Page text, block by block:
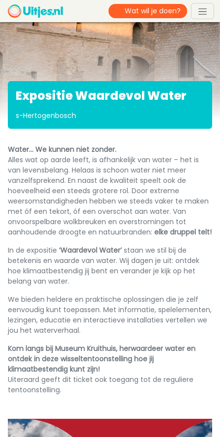
Expositie Waardevol Water
s-Hertogenbosch
Water… We kunnen niet zonder.
Alles wat op aarde leeft, is afhankelijk van water – het is
van levensbelang. Helaas is schoon water niet meer
vanzelfsprekend. En naast de kwaliteit speelt ook de
hoeveelheid een steeds grotere rol. Door extreme
weersomstandigheden hebben we steeds vaker te maken
met óf een tekort, óf een overschot aan water. Van
onvoorspelbare wolkbreuken en overstromingen tot
aanhoudende droogte en natuurbranden: elke druppel telt!
In de expositie ‘Waardevol Water’ staan we stil bij de
betekenis en waarde van water. Wij dagen je uit: ontdek
hoe klimaatbestendig jij bent en verander je kijk op het
belang van water.
We bieden heldere en praktische oplossingen die je zelf
eenvoudig kunt toepassen. Met informatie, spelelementen,
lezingen, educatie en interactieve installaties vertellen we
jou het waterverhaal.
Kom langs bij Museum Kruithuis, herwaardeer water en
ontdek in deze wisseltentoonstelling hoe jij
klimaatbestendig kunt zijn!
Uiteraard geeft dit ticket ook toegang tot de reguliere
tentoonstelling.